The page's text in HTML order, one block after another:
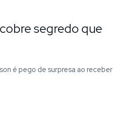
segredo que
é pego de surpresa ao receber